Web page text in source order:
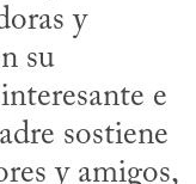
y
su
e
sostiene
y amigos,